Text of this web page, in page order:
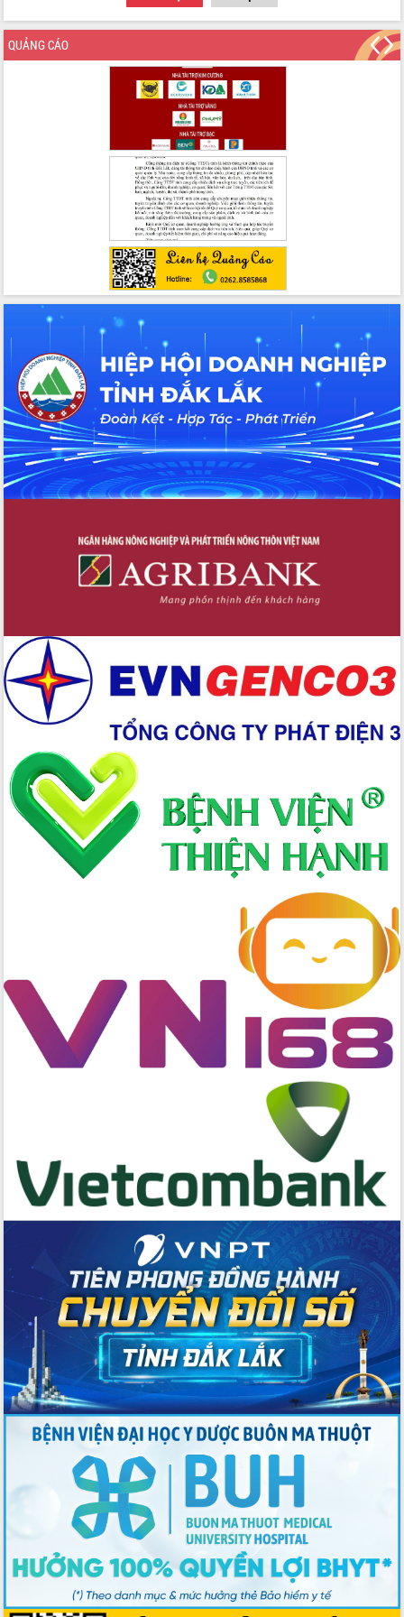
du khách thông qua Hệ thống cơ sở dữ
liệu và Bản đồ số
Tập huấn ứng dụng trí tuệ nhân tạo (AI)
trong thương mại điện tử năm 2026
Đoàn đại biểu Quốc hội tỉnh Đắk Lắk
trao đổi thông tin trước Kỳ họp thứ
Quyết liệt cải cách hành chính, khơi
Nâng cao hiệu lực, hiệu quả HĐND
tỉnh thông qua hiện đại hóa hành chính
Xã Ea Phê gắn cải cách hành chính với
Phó Chủ tịch Thường trực UBND tỉnh
Hồ Thị Nguyên Thảo làm việc tại Trung
tâm Phục vụ hành chính công xã Ea
Xây dựng nền hành chính số đồng
hành cùng nông dân dân, doanh nghiệp
Giai đoạn 2026-2030, Đắk Lắk phấn
đấu có 77% xã đạt chuẩn nông thôn
mới
Chuyển đổi số 'mở đường' cho nông
nghiệp Đắk Lắk tăng trưởng bứt phá
Triển khai đồng bộ đo đạc, lập hồ sơ
Ứng dụng sinh trắc học - Bước tiến
trong hành trình chuyển đổi số tại Đắk
Đắk Lắk nâng cao hiệu quả công tác
Đắk Lắk đẩy mạnh nuôi biển công
nghệ, hướng tới phát triển thủy sản
bền vững
Tập huấn nâng cao năng lực triển khai
chuyển đổi số cho cán bộ, công chức
Đắk Lắk phát động hưởng ứng Ngày
Quyền của người tiêu dùng Việt Nam
2026
Đẩy mạnh cải cách hành chính, quyết
tâm đạt được mục tiêu tăng trưởng
hai con số trong năm 2026
Tổ chức trang trọng Lễ hội Đền thờ
Bệnh án điện tử thúc đẩy chuyển đổi
số y tế tại Đắk Lắk
Chuyển đổi số thư viện: Mở rộng
không gian tri thức trong thời đại số
Đánh giá, rút kinh nghiệm công tác tổ
Lắk gửi gắm niềm tin, kỳ vọng vào lá
phiếu
Đắk Lắk sẵn sàng các điều kiện cho
Ngày hội bầu cử đại biểu Quốc hội
khóa XVI và HĐND các cấp nhiệm kỳ
Đảm bảo cuộc bầu cử đại biểu Quốc
hội và đại biểu HĐND các cấp diễn ra
an toàn, hiệu quả, đúng quy định
Thủ tướng Chính phủ Phạm Minh Chính
kiểm tra, chỉ đạo hoàn thành các dự
án cao tốc và thăm khu tái định cư tại
Đắk Lắk
Sôi nổi Hội đua ngựa truyền thống Gò
Thì Thùng mừng Xuân Bính Ngọ 2026
Lãnh đạo tỉnh dâng hương tưởng niệm
tại Đập Đồng Cam đầu Xuân Bính Ngọ
Ngành nông nghiệp phấn đấu tăng
trưởng đạt 5,86% trong năm 2026
UBND tỉnh Đắk Lắk triển khai công tác
quốc phòng, quân sự địa phương năm
2026
Đắk Lắk tập trung toàn lực khắc phục
tồn tại IUU, sẵn sàng làm việc với
QUẢNG CÁO